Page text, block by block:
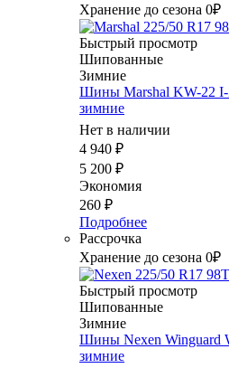
Хранение до сезона 0₽
Быстрый просмотр
Шипованные
Зимние
Шины Marshal KW-22 I-
зимние
Нет в наличии
4 940 ₽
5 200 ₽
Экономия
260 ₽
Подробнее
Рассрочка
Хранение до сезона 0₽
Быстрый просмотр
Шипованные
Зимние
Шины Nexen Winguard
зимние